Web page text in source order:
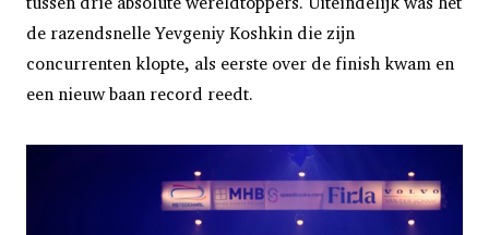
de razendsnelle Yevgeniy Koshkin die zijn
concurrenten klopte, als eerste over de finish kwam en
een nieuw baan record reedt.